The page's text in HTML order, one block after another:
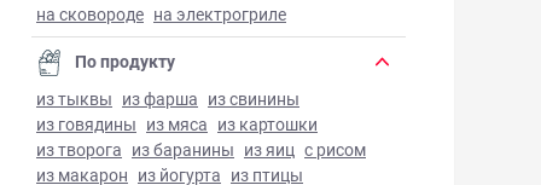
на сковороде на электрогриле
По продукту
из тыквы из фарша из свинины
из говядины из мяса из картошки
из творога из баранины из яиц с рисом
из макарон из йогурта из птицы